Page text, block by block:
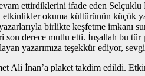
ettirdiklerini ifade eden Selçuklu
okuma kültürünün küçük
yazarlarıyla birlikte keşfetme
derece mutlu etti. İnşallah bu tür
yazarımıza teşekkür ediyor,
Ali İnan’a plaket takdim edildi.